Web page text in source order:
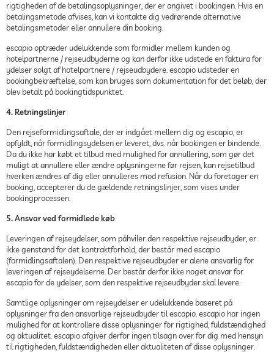
rigtigheden af de betalingsoplysninger, der er angivet i bookingen. Hvis en
betalingsmetode afvises, kan vi kontakte dig vedrørende alternative
betalingsmetoder eller annullere din booking.
escapio optræder udelukkende som formidler mellem kunden og
hotelpartnerne / rejseudbyderne og kan derfor ikke udstede en faktura for
ydelser solgt af hotelpartnere / rejseudbydere. escapio udsteder en
bookingbekræftelse, som kan bruges som dokumentation for det beløb, der
blev betalt på bookingtidspunktet.
4. Retningslinjer
Den rejseformidlingsaftale, der er indgået mellem dig og escapio, er
opfyldt, når formidlingsydelsen er leveret, dvs. når bookingen er bindende.
Da du ikke har købt et tilbud med mulighed for annullering, som gør det
muligt at annullere eller ændre oplysningerne før rejsen, kan rejsetilbud
hverken ændres af dig eller annulleres mod refusion. Når du foretager en
booking, accepterer du de gældende retningslinjer, som vises under
bookingprocessen.
5. Ansvar ved formidlede køb
Leveringen af rejseydelser, som påhviler den respektive rejseudbyder, er
ikke genstand for det kontraktforhold, der består med escapio
(formidlingsaftalen). Den respektive rejseudbyder er alene ansvarlig for
leveringen af rejseydelserne. Der består derfor ikke noget ansvar for
escapio for de ydelser, som den respektive rejseudbyder skal levere.
Samtlige oplysninger om rejseydelser er udelukkende baseret på
oplysninger fra den ansvarlige rejseudbyder til escapio. escapio har ingen
mulighed for at kontrollere disse oplysninger for rigtighed, fuldstændighed
og aktualitet. escapio afgiver derfor ingen tilsagn over for dig med hensyn
til rigtigheden, fuldstændigheden eller aktualiteten af disse oplysninger.